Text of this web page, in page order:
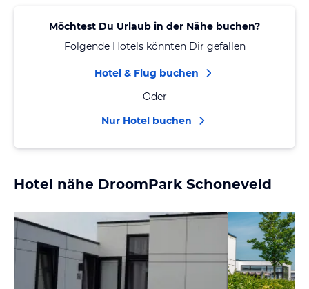
Möchtest Du Urlaub in der Nähe buchen?
Folgende Hotels könnten Dir gefallen
Hotel & Flug buchen
Oder
Nur Hotel buchen
Hotel nähe DroomPark Schoneveld